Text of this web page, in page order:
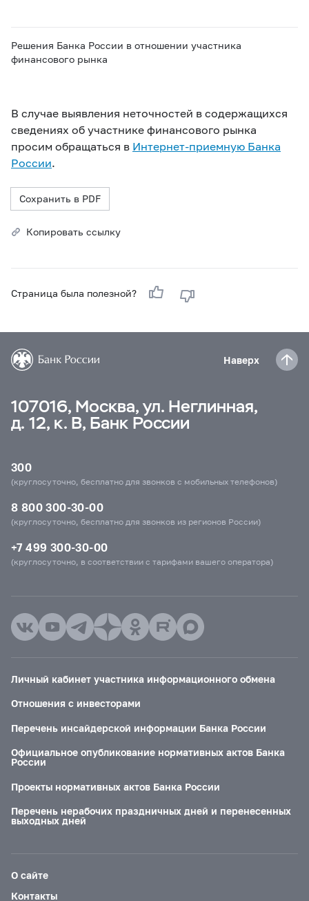
Решения Банка России в отношении участника
финансового рынка
В случае выявления неточностей в содержащихся
сведениях об участнике финансового рынка
просим обращаться в Интернет-приемную Банка
России.
Сохранить в PDF
Копировать ссылку
Страница была полезной?
Наверх
107016, Москва, ул. Неглинная,
д. 12, к. В, Банк России
300
(круглосуточно, бесплатно для звонков с мобильных телефонов)
8 800 300-30-00
(круглосуточно, бесплатно для звонков из регионов России)
+7 499 300-30-00
(круглосуточно, в соответствии с тарифами вашего оператора)
Личный кабинет участника информационного обмена
Отношения с инвесторами
Перечень инсайдерской информации Банка России
Официальное опубликование нормативных актов Банка
России
Проекты нормативных актов Банка России
Перечень нерабочих праздничных дней и перенесенных
выходных дней
О сайте
Контакты